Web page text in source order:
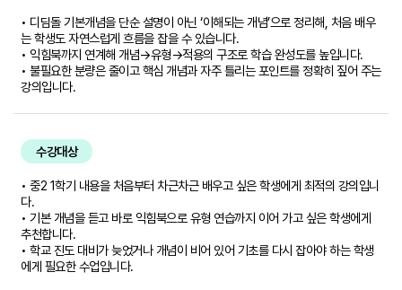
• 디딤돌 기본개념을 단순 설명이 아닌 ‘이해되는 개념’으로 정리해, 처음 배우
는 학생도 자연스럽게 흐름을 잡을 수 있습니다.
• 익힘북까지 연계해 개념→유형→적용의 구조로 학습 완성도를 높입니다.
• 불필요한 분량은 줄이고 핵심 개념과 자주 틀리는 포인트를 정확히 짚어 주는
강의입니다.
수강대상
• 중2 1학기 내용을 처음부터 차근차근 배우고 싶은 학생에게 최적의 강의입니
다.
• 기본 개념을 듣고 바로 익힘북으로 유형 연습까지 이어 가고 싶은 학생에게
추천합니다.
• 학교 진도 대비가 늦었거나 개념이 비어 있어 기초를 다시 잡아야 하는 학생
에게 필요한 수업입니다.